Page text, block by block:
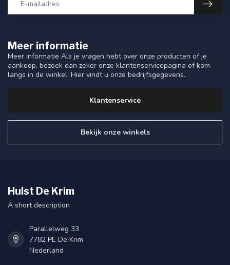
Meer informatie
Meer informatie Als je vragen hebt over onze producten of je
aankoop, bezoek dan zeker onze klantenservicepagina of kom
langs in de winkel. Hier vindt u onze bedrijfsgegevens.
Klantenservice
Bekijk onze winkels
Hulst De Krim
A short description
Parallelweg 33
7782 PE De Krim
Nederland